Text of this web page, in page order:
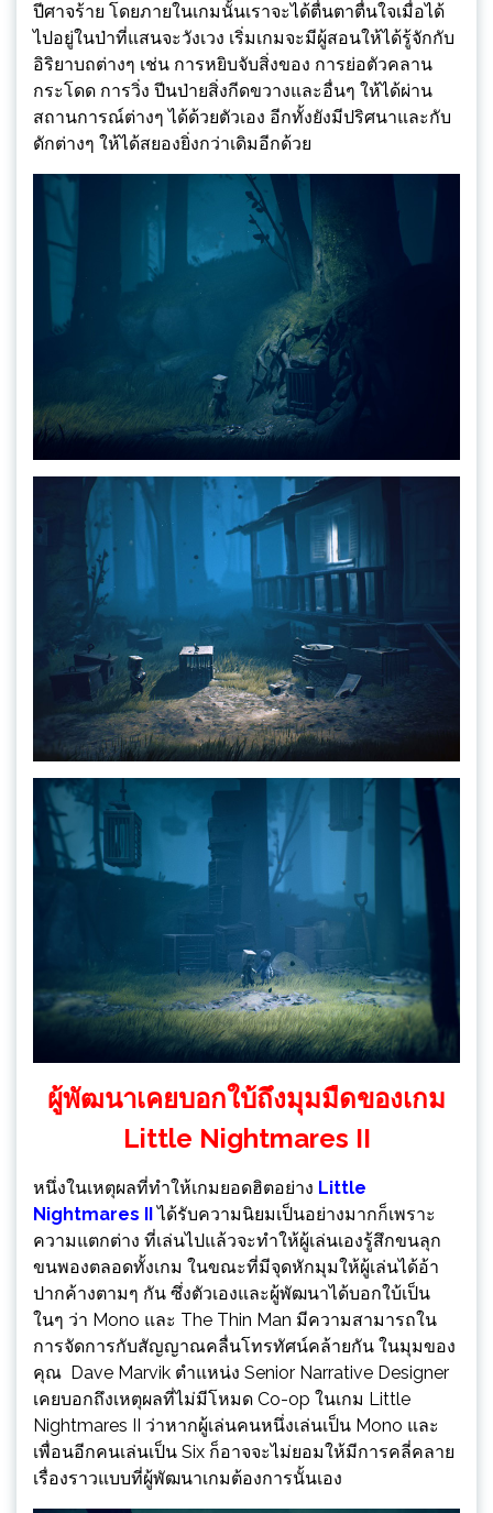
ปีศาจร้าย โดยภายในเกมนั้นเราจะได้ตื่นตาตื่นใจเมื่อได้
ไปอยู่ในป่าที่แสนจะวังเวง เริ่มเกมจะมีผู้สอนให้ได้รู้จักกับ
อิริยาบถต่างๆ เช่น การหยิบจับสิ่งของ การย่อตัวคลาน
กระโดด การวิ่ง ปีนป่ายสิ่งกีดขวางและอื่นๆ ให้ได้ผ่าน
สถานการณ์ต่างๆ ได้ด้วยตัวเอง อีกทั้งยังมีปริศนาและกับ
ดักต่างๆ ให้ได้สยองยิ่งกว่าเดิมอีกด้วย
ผู้พัฒนาเคยบอกใบ้ถึงมุมมืดของเกม
Little Nightmares II
หนึ่งในเหตุผลที่ทำให้เกมยอดฮิตอย่าง Little
Nightmares II
ได้รับความนิยมเป็นอย่างมากก็เพราะ
ความแตกต่าง ที่เล่นไปแล้วจะทำให้ผู้เล่นเองรู้สึกขนลุก
ขนพองตลอดทั้งเกม ในขณะที่มีจุดหักมุมให้ผู้เล่นได้อ้า
ปากค้างตามๆ กัน ซึ่งตัวเองและผู้พัฒนาได้บอกใบ้เป็น
ในๆ ว่า Mono และ The Thin Man มีความสามารถใน
การจัดการกับสัญญาณคลื่นโทรทัศน์คล้ายกัน ในมุมของ
คุณ Dave Marvik ตำแหน่ง Senior Narrative Designer
เคยบอกถึงเหตุผลที่ไม่มีโหมด Co-op ในเกม Little
Nightmares II ว่าหากผู้เล่นคนหนึ่งเล่นเป็น Mono และ
เพื่อนอีกคนเล่นเป็น Six ก็อาจจะไม่ยอมให้มีการคลี่คลาย
เรื่องราวแบบที่ผู้พัฒนาเกมต้องการนั้นเอง